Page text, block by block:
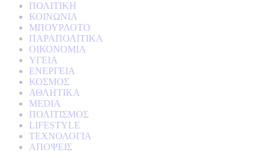
ΠΟΛΙΤΙΚΗ
ΚΟΙΝΩΝΙΑ
ΜΠΟΥΡΛΟΤΟ
ΠΑΡΑΠΟΛΙΤΙΚΑ
ΟΙΚΟΝΟΜΙΑ
ΥΓΕΙΑ
ΕΝΕΡΓΕΙΑ
ΚΟΣΜΟΣ
ΑΘΛΗΤΙΚΑ
MEDIA
ΠΟΛΙΤΙΣΜΟΣ
LIFESTYLE
ΤΕΧΝΟΛΟΓΙΑ
ΑΠΟΨΕΙΣ